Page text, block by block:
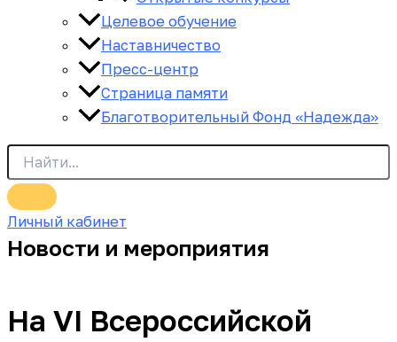
Целевое обучение
Наставничество
Пресс-центр
Страница памяти
Благотворительный Фонд «Надежда»
Личный кабинет
Новости и мероприятия
На VI Всероссийской